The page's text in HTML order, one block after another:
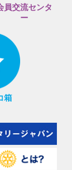
員交流センタ
ー
箱